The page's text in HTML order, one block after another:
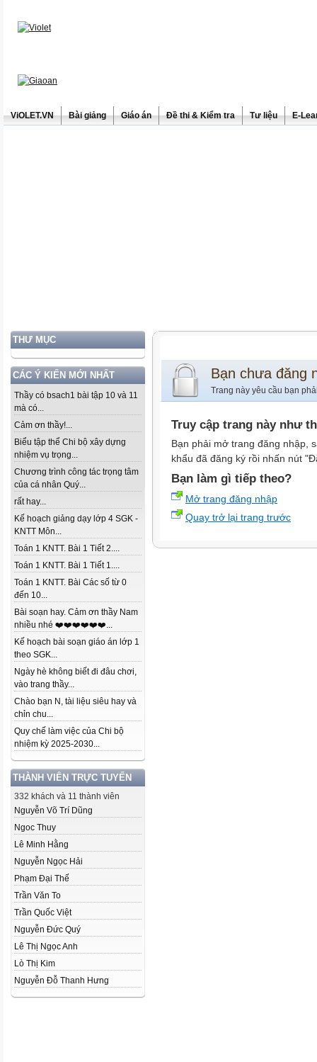
ViOLET.VN Bài giảng Giáo án Đề thi & Kiểm tra Tư liệu E-
THƯ MỤC
CÁC Ý KIẾN MỚI NHẤT
Thầy có bsach1 bài tập 10 và 11
mà có...
Cảm ơn thầy!...
Biểu tập thể Chi bộ xây dựng
nhiệm vụ trọng...
Chương trình công tác trọng tâm
của cá nhân Quý...
rất hay...
Kế hoạch giảng dạy lớp 4 SGK -
KNTT Môn...
Toán 1 KNTT. Bài 1 Tiết 2....
Toán 1 KNTT. Bài 1 Tiết 1....
Toán 1 KNTT. Bài Các số từ 0
đến 10...
Bài soạn hay. Cảm ơn thầy Nam
nhiều nhé ❤️❤️❤️❤️❤️❤️...
Kế hoạch bài soạn giáo án lớp 1
theo SGK...
Ngày hè không biết đi đâu chơi,
vào trang thầy...
Chào bạn N, tài liệu siêu hay và
chỉn chu...
Quy chế làm việc của Chi bộ
nhiệm kỳ 2025-2030...
THÀNH VIÊN TRỰC TUYẾN
332 khách và 11 thành viên
Nguyễn Võ Trí Dũng
Ngoc Thuy
Lê Minh Hằng
Nguyễn Ngọc Hải
Phạm Đại Thế
Trần Văn To
Trần Quốc Việt
Nguyễn Đức Quý
Lê Thị Ngọc Anh
Lò Thị Kim
Nguyễn Đỗ Thanh Hưng
Bạn chưa đăng
Trang này yêu cầu bạn
Truy cập trang này như
Bạn phải mở trang đăng nhập,
khẩu đã đăng ký rồi nhấn nút
Bạn làm gì tiếp theo?
Mở trang đăng nhập
Quay trở lại trang trước